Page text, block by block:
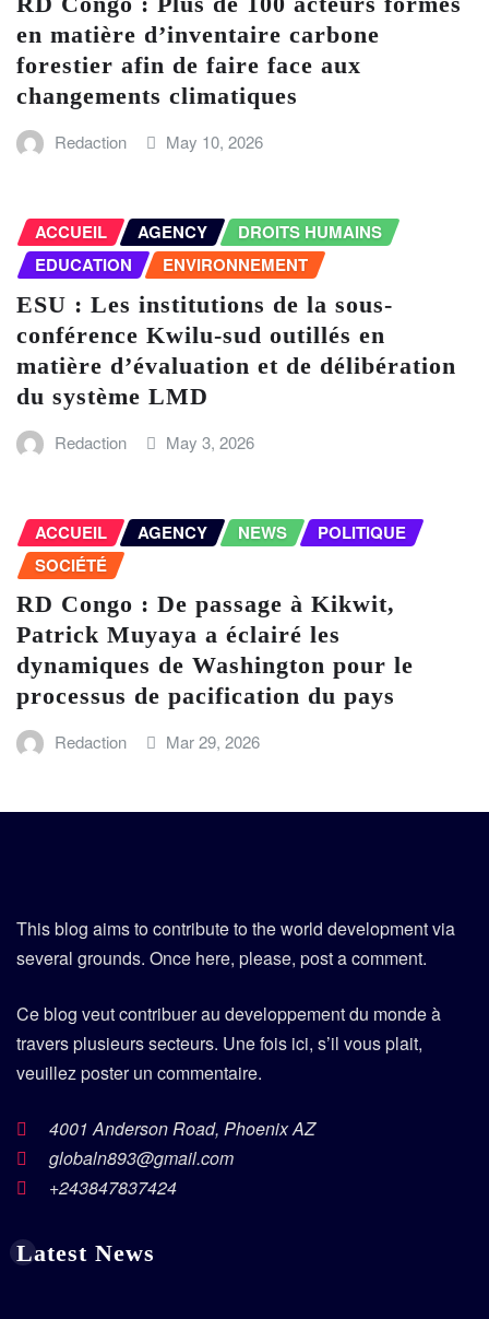
en matière d’inventaire carbone
forestier afin de faire face aux
changements climatiques
Redaction May 10, 2026
ACCUEIL AGENCY
DROITS HUMAINS
EDUCATION
ENVIRONNEMENT
ESU : Les institutions de la sous-
conférence Kwilu-sud outillés en
matière d’évaluation et de délibération
du système LMD
Redaction May 3, 2026
ACCUEIL AGENCY NEWS
POLITIQUE
SOCIÉTÉ
RD Congo : De passage à Kikwit,
Patrick Muyaya a éclairé les
dynamiques de Washington pour le
processus de pacification du pays
Redaction Mar 29, 2026
This blog aims to contribute to the world development via
several grounds. Once here, please, post a comment.
Ce blog veut contribuer au developpement du monde à
travers plusieurs secteurs. Une fois ici, s’il vous plait,
veuillez poster un commentaire.
4001 Anderson Road, Phoenix AZ
globaln893@gmail.com
+243847837424
Latest News